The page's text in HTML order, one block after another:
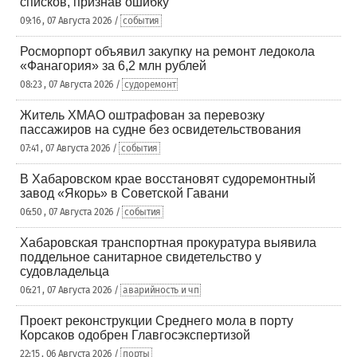
09:16 , 07 Августа 2026 / события
Росморпорт объявил закупку на ремонт ледокола
«Фанагория» за 6,2 млн рублей
08:23 , 07 Августа 2026 / судоремонт
Житель ХМАО оштрафован за перевозку
пассажиров на судне без освидетельствования
07:41 , 07 Августа 2026 / события
В Хабаровском крае восстановят судоремонтный
завод «Якорь» в Советской Гавани
06:50 , 07 Августа 2026 / события
Хабаровская транспортная прокуратура выявила
поддельное санитарное свидетельство у
судовладельца
06:21 , 07 Августа 2026 / аварийность и чп
Проект реконструкции Среднего мола в порту
Корсаков одобрен Главгосэкспертизой
22:15 , 06 Августа 2026 / порты